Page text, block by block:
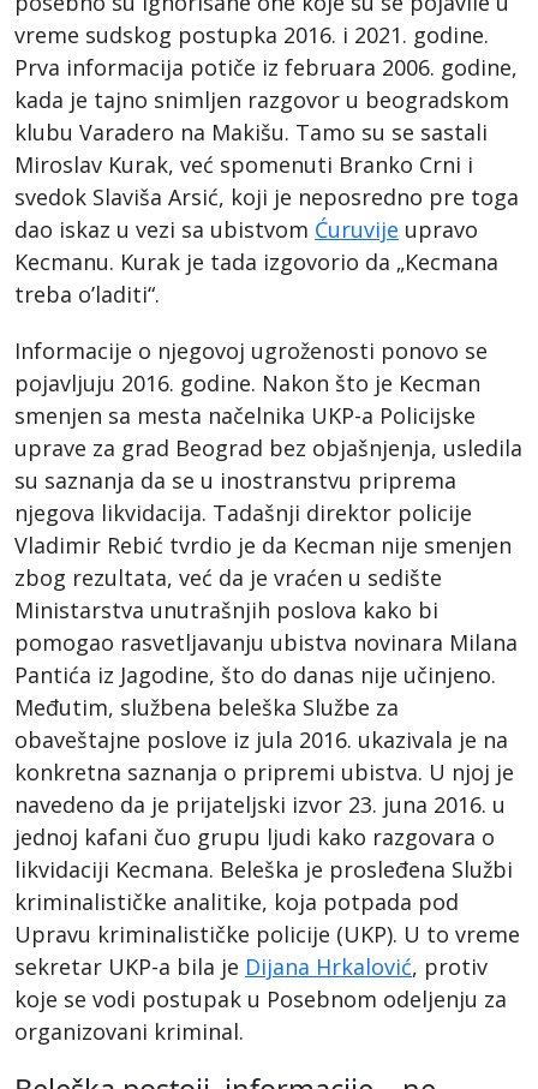
vreme sudskog postupka 2016. i 2021. godine.
Prva informacija potiče iz februara 2006. godine,
kada je tajno snimljen razgovor u beogradskom
klubu Varadero na Makišu. Tamo su se sastali
Miroslav Kurak, već spomenuti Branko Crni i
svedok Slaviša Arsić, koji je neposredno pre toga
dao iskaz u vezi sa ubistvom Ćuruvije upravo
Kecmanu. Kurak je tada izgovorio da „Kecmana
treba o’laditi“.
Informacije o njegovoj ugroženosti ponovo se
pojavljuju 2016. godine. Nakon što je Kecman
smenjen sa mesta načelnika UKP-a Policijske
uprave za grad Beograd bez objašnjenja, usledila
su saznanja da se u inostranstvu priprema
njegova likvidacija. Tadašnji direktor policije
Vladimir Rebić tvrdio je da Kecman nije smenjen
zbog rezultata, već da je vraćen u sedište
Ministarstva unutrašnjih poslova kako bi
pomogao rasvetljavanju ubistva novinara Milana
Pantića iz Jagodine, što do danas nije učinjeno.
Međutim, službena beleška Službe za
obaveštajne poslove iz jula 2016. ukazivala je na
konkretna saznanja o pripremi ubistva. U njoj je
navedeno da je prijateljski izvor 23. juna 2016. u
jednoj kafani čuo grupu ljudi kako razgovara o
likvidaciji Kecmana. Beleška je prosleđena Službi
kriminalističke analitike, koja potpada pod
Upravu kriminalističke policije (UKP). U to vreme
sekretar UKP-a bila je Dijana Hrkalović, protiv
koje se vodi postupak u Posebnom odeljenju za
organizovani kriminal.